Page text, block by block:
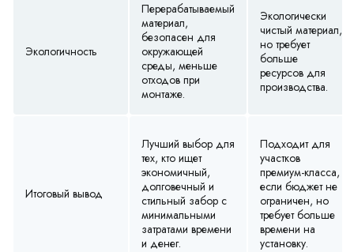
Экологичность
Перерабатываемый
материал,
безопасен для
окружающей
среды, меньше
отходов при
монтаже.
Экологически
чистый материал,
но требует
больше
ресурсов для
производства.
Итоговый вывод
Лучший выбор для
тех, кто ищет
экономичный,
долговечный и
стильный забор с
минимальными
затратами времени
и денег.
Подходит для
участков
премиум-класса,
если бюджет не
ограничен, но
требует больше
времени на
установку.